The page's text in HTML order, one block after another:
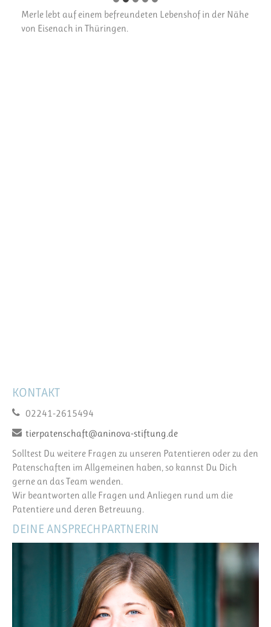
Merle lebt auf einem befreundeten Lebenshof in der Nähe
von Eisenach in Thüringen.
KONTAKT
02241-2615494
tierpatenschaft@aninova-stiftung.de
Solltest Du weitere Fragen zu unseren Patentieren oder zu den
Patenschaften im Allgemeinen haben, so kannst Du Dich
gerne an das Team wenden.
Wir beantworten alle Fragen und Anliegen rund um die
Patentiere und deren Betreuung.
DEINE ANSPRECHPARTNERIN